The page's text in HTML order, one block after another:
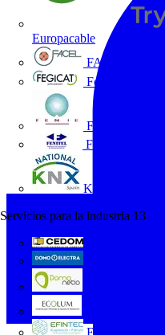
Europacable
FACEL
Fegicat
FENIE
FENITEL
KNX España
Servicios para la industria 13
Efintec